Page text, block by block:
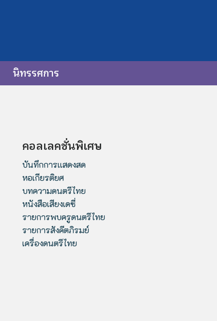
นิทรรศการ
คอลเลคชั่นพิเศษ
บันทึกการแสดงสด
หอเกียรติยศ
บทความดนตรีไทย
หนังสือเสียงเดซี่
รายการพบครูดนตรีไทย
รายการสังคีตภิรมย์
เครื่องดนตรีไทย